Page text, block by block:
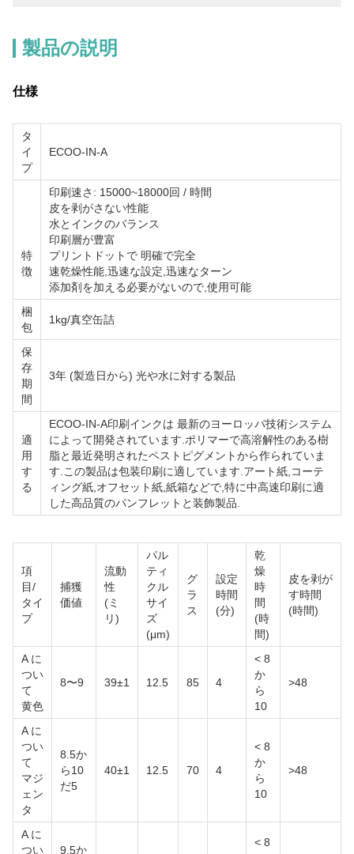
製品の説明
仕様
タ
イ
プ
ECOO-IN-A
特
徴
印刷速さ: 15000~18000回 / 時間
皮を剥がさない性能
水とインクのバランス
印刷層が豊富
プリントドットで 明確で完全
速乾燥性能,迅速な設定,迅速なターン
添加剤を加える必要がないので,使用可能
梱
包
1kg/真空缶詰
保
存
期
間
3年 (製造日から) 光や水に対する製品
適
用
す
る
ECOO-IN-A印刷インクは 最新のヨーロッパ技術システム
によって開発されています.ポリマーで高溶解性のある樹
脂と最近発明されたペストピグメントから作られていま
す.この製品は包装印刷に適しています.アート紙,コーテ
ィング紙,オフセット紙,紙箱などで,特に中高速印刷に適
した高品質のパンフレットと装飾製品.
項
目/
タイ
プ
捕獲
価値
流動
性
(ミ
リ)
パル
ティ
クル
サイ
ズ
(μm)
グ
ラ
ス
設定
時間
(分)
乾
燥
時
間
(時
間)
皮を剥が
す時間
(時間)
A に
つい
て
黄色
8〜9 39±1 12.5 85 4
< 8
か
ら
10
>48
A に
つい
て
マジ
ェン
タ
8.5か
ら10
だ5
40±1 12.5 70 4
< 8
か
ら
10
>48
A に
つい
9.5か
< 8